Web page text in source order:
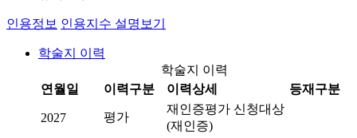
인용정보 인용지수 설명보기
학술지 이력
학술지 이력
연월일
이력구분 이력상세 등재구분
2027 평가
재인증평가 신청대상
(재인증)